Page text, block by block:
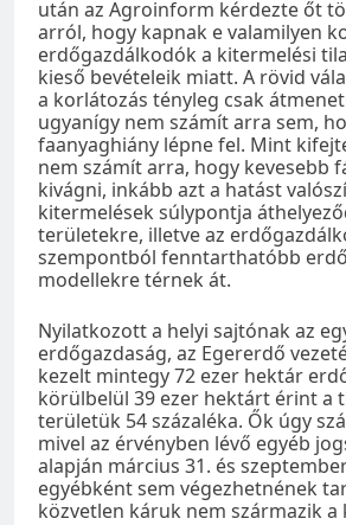
után az Agroinform kérdezte őt
arról, hogy kapnak e valamilyen
erdőgazdálkodók a kitermelési
kieső bevételeik miatt. A rövid
a korlátozás tényleg csak
ugyanígy nem számít arra sem,
faanyaghiány lépne fel. Mint
nem számít arra, hogy kevesebb
kivágni, inkább azt a hatást
kitermelések súlypontja
területekre, illetve az
szempontból fenntarthatóbb
modellekre térnek át.
Nyilatkozott a helyi sajtónak az
erdőgazdaság, az Egererdő
kezelt mintegy 72 ezer hektár
körülbelül 39 ezer hektárt érint a
területük 54 százaléka. Ők úgy
mivel az érvényben lévő egyéb
alapján március 31. és
egyébként sem végezhetnének
közvetlen káruk nem származik a